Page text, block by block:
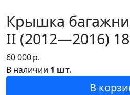
Крышка
II (2012—2016)
60 000р.
В наличии 1 шт.
В